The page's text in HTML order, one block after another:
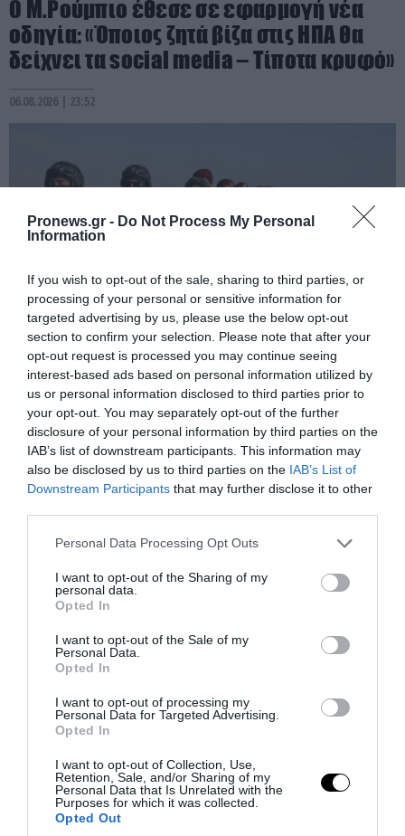
Pronews.gr - Do Not Process My Personal
Information
If you wish to opt-out of the sale, sharing to third parties, or
processing of your personal or sensitive information for
targeted advertising by us, please use the below opt-out
section to confirm your selection. Please note that after your
opt-out request is processed you may continue seeing
interest-based ads based on personal information utilized by
us or personal information disclosed to third parties prior to
your opt-out. You may separately opt-out of the further
disclosure of your personal information by third parties on the
IAB’s list of downstream participants. This information may
also be disclosed by us to third parties on the IAB’s List of
Downstream Participants that may further disclose it to other
Please note that this website/app uses one or more Google
not limited to your visit or usage behaviour. You may click to
grant or deny consent to Google and its third-party tags to
use your data for below specified purposes in below Google
consent section.
Personal Data Processing Opt Outs
I want to opt-out of the Sharing of my
personal data.
Opted In
I want to opt-out of the Sale of my
Personal Data.
Opted In
I want to opt-out of processing my
Personal Data for Targeted Advertising.
Opted In
I want to opt-out of Collection, Use,
Retention, Sale, and/or Sharing of my
Personal Data that Is Unrelated with the
Purposes for which it was collected.
Opted Out
Ο Μ.Ρούμπιο έθεσε σε εφαρμογή νέα
οδηγία: «Όποιος ζητά βίζα στις ΗΠΑ θα
δείχνει τα social media – Τίποτα κρυφό»
06.08.2026 | 23:52
PRONEWS.GR /ΔΙΕΘΝΗΣ ΑΣΦΑΛΕΙΑ
Διοικητής συριακής μεραρχίας
αναλαμβάνει Τούρκος – Άγκυρα:
«Απειλές κατά της Συρίας είναι σαν να
απειλούν εμάς»
PRONEWS.GR /ΔΙΕΘΝΗΣ ΑΣΦΑΛΕΙΑ
Τα ρωσικά καταφύγια που φυλάσσονται
πυρηνικές κεφαλές που η κάθε μία